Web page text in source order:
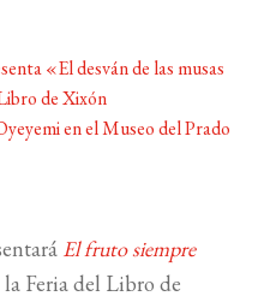
«El desván de las musas
de Xixón
en el Museo del Prado
El fruto siempre
Feria del Libro de